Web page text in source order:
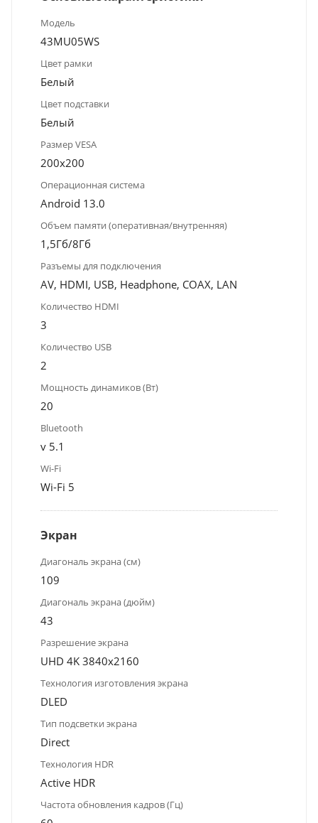
Модель
43MU05WS
Цвет рамки
Белый
Цвет подставки
Белый
Размер VESA
200х200
Операционная система
Android 13.0
Объем памяти (оперативная/внутренняя)
1,5Гб/8Гб
Разъемы для подключения
AV, HDMI, USB, Headphone, COAX, LAN
Количество HDMI
3
Количество USB
2
Мощность динамиков (Вт)
20
Bluetooth
v 5.1
Wi-Fi
Wi-Fi 5
Экран
Диагональ экрана (см)
109
Диагональ экрана (дюйм)
43
Разрешение экрана
UHD 4K 3840x2160
Технология изготовления экрана
DLED
Тип подсветки экрана
Direct
Технология HDR
Active HDR
Частота обновления кадров (Гц)